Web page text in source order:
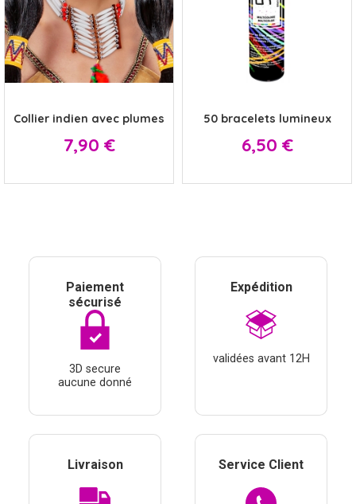
Collier indien avec plumes
Prix
7,90 €
50 bracelets lumineux
Prix
6,50 €
Paiement
sécurisé
3D secure
aucune donné
Expédition
validées avant 12H
Livraison Service Client